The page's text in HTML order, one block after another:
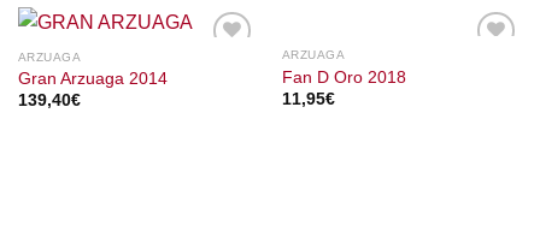
ARZUAGA
Gran Arzuaga 2014
139,40€
ARZUAGA
Fan D Oro 2018
11,95€